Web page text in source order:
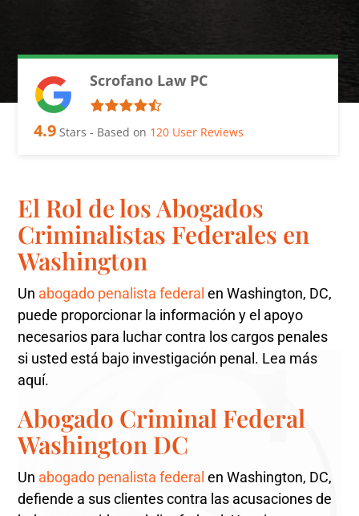
Scrofano Law PC
4.9 Stars - Based on 120 User Reviews
El Rol de los Abogados
Criminalistas Federales en
Washington
Un abogado penalista federal en Washington, DC,
puede proporcionar la información y el apoyo
necesarios para luchar contra los cargos penales
si usted está bajo investigación penal. Lea más
aquí.
Abogado Criminal Federal
Washington DC
Un abogado penalista federal en Washington, DC,
defiende a sus clientes contra las acusaciones de